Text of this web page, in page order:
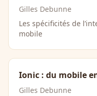
Gilles Debunne
Les spécificités de
mobile
Ionic : du mobile
Gilles Debunne